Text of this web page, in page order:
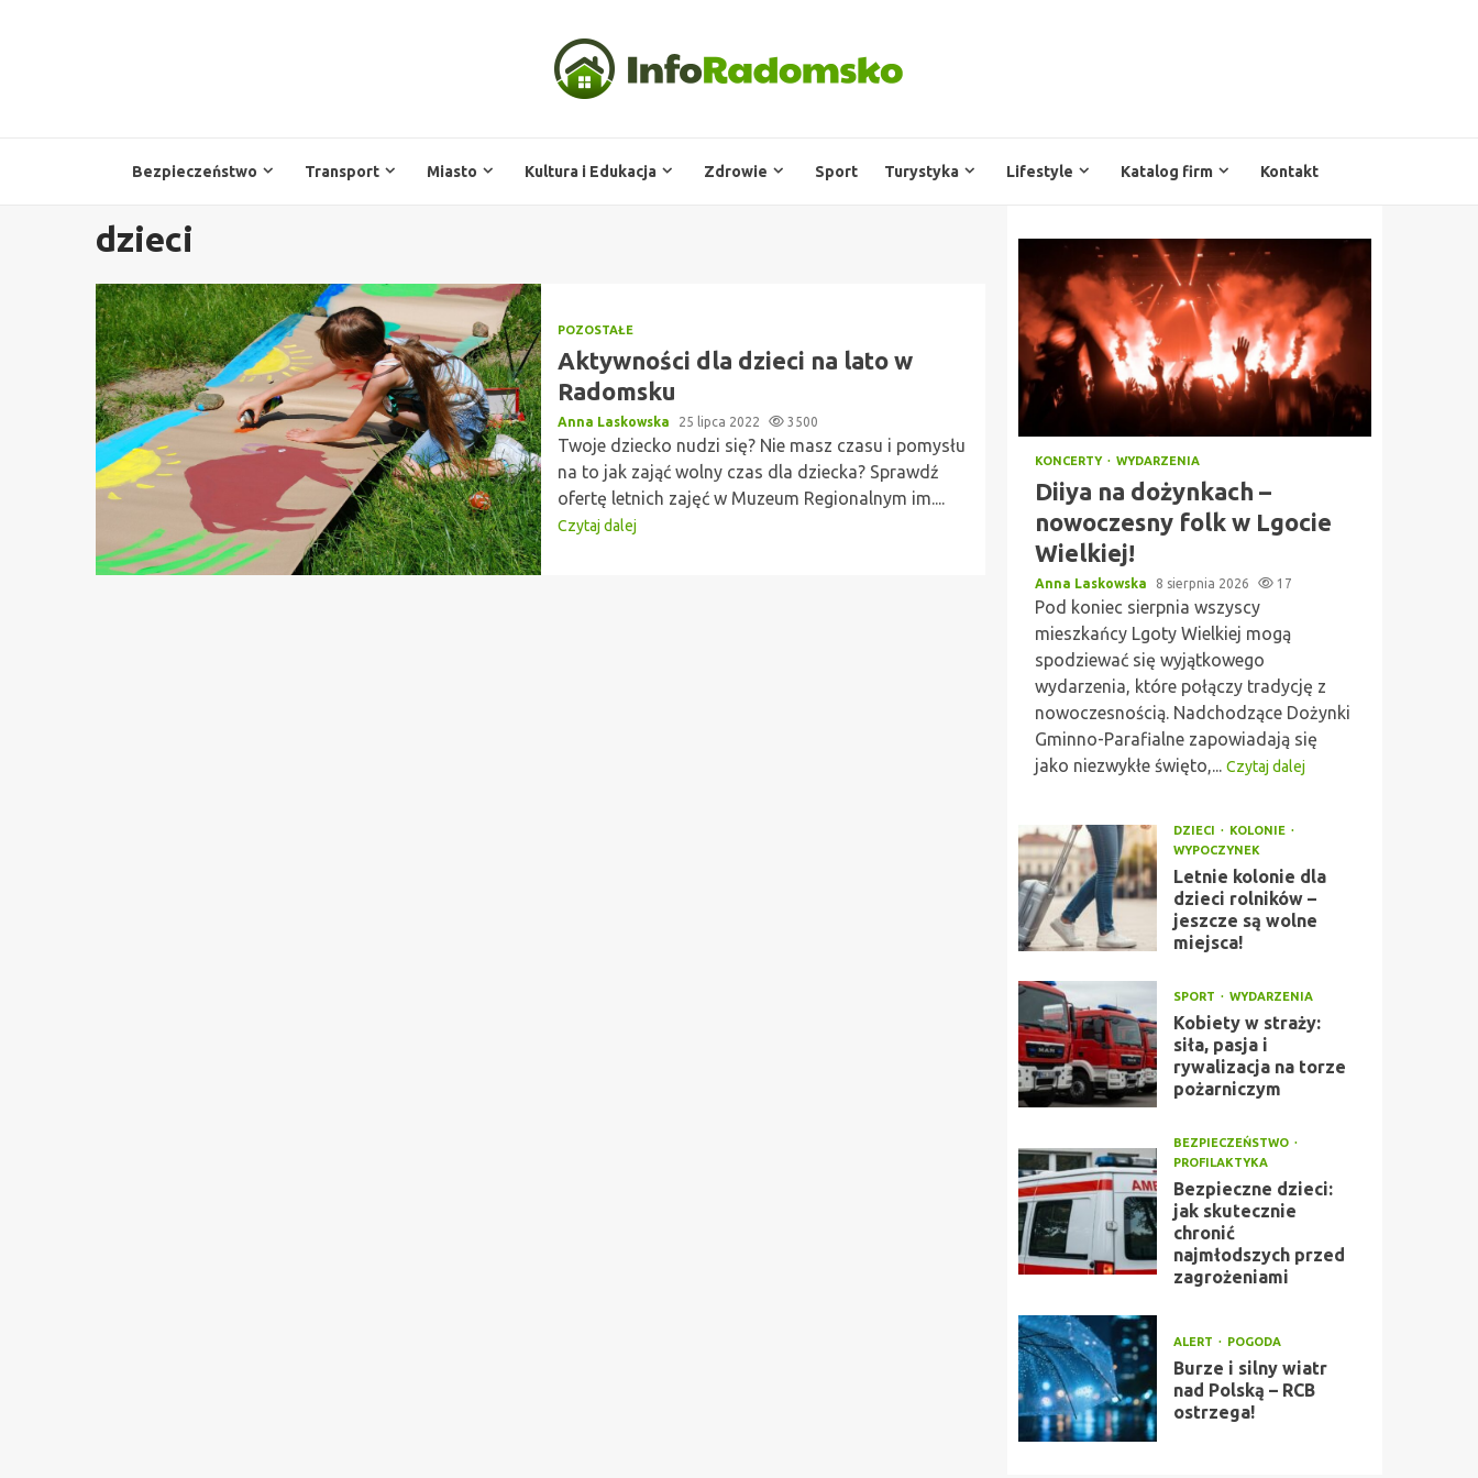
Bezpieczeństwo Transport Miasto Kultura i Edukacja Zdrowie Sport Turystyka Lifestyle Katalog firm Kontakt
dzieci
POZOSTAŁE
Aktywności dla dzieci na lato w
Radomsku
Anna Laskowska 25 lipca 2022 3500
Twoje dziecko nudzi się? Nie masz czasu i pomysłu
na to jak zająć wolny czas dla dziecka? Sprawdź
ofertę letnich zajęć w Muzeum Regionalnym im....
Czytaj dalej
KONCERTY WYDARZENIA
Diiya na dożynkach –
nowoczesny folk w Lgocie
Wielkiej!
Anna Laskowska 8 sierpnia 2026 17
Pod koniec sierpnia wszyscy
mieszkańcy Lgoty Wielkiej mogą
spodziewać się wyjątkowego
wydarzenia, które połączy tradycję z
nowoczesnością. Nadchodzące Dożynki
Gminno-Parafialne zapowiadają się
jako niezwykłe święto,... Czytaj dalej
DZIECI
KOLONIE
WYPOCZYNEK
Letnie kolonie dla
dzieci rolników –
jeszcze są wolne
miejsca!
SPORT WYDARZENIA
Kobiety w straży:
siła, pasja i
rywalizacja na torze
pożarniczym
BEZPIECZEŃSTWO
PROFILAKTYKA
Bezpieczne dzieci:
jak skutecznie
chronić
najmłodszych przed
zagrożeniami
ALERT POGODA
Burze i silny wiatr
nad Polską – RCB
ostrzega!